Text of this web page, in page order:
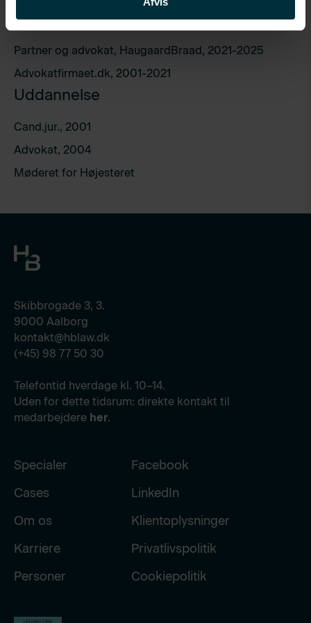
Karriere
Partner og advokat, HaugaardBraad, 2021-2025
Advokatfirmaet.dk, 2001-2021
Uddannelse
Cand.jur., 2001
Advokat, 2004
Møderet for Højesteret
Skibbrogade 3, 3.
9000 Aalborg
kontakt@hblaw.dk
(+45) 98 77 50 30
Telefontid hverdage kl. 10–14.
Uden for dette tidsrum: direkte kontakt til
medarbejdere her.
Specialer
Cases
Om os
Karriere
Personer
Facebook
LinkedIn
Klientoplysninger
Privatlivspolitik
Cookiepolitik